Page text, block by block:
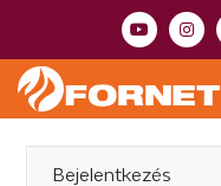
Bejelentkezés